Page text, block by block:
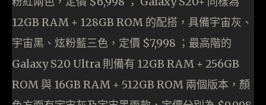
12GB RAM + 128GB ROM 的配搭，具備宇宙灰、
宇宙黑、炫粉藍三色，定價 $7,998 ；最高階的
Galaxy S20 Ultra 則備有 12GB RAM + 256GB
ROM 與 16GB RAM + 512GB ROM 兩個版本，顏